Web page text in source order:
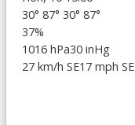
30° 87° 30° 87°
37%
1016 hPa30 inHg
27 km/h SE17 mph SE